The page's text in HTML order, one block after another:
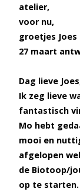
atelier,
voor nu,
groetjes Joes
27 maart
Dag lieve
Ik zeg lieve
fantastisch
Mo hebt
mooi en
afgelopen
de Biotoop/
op te